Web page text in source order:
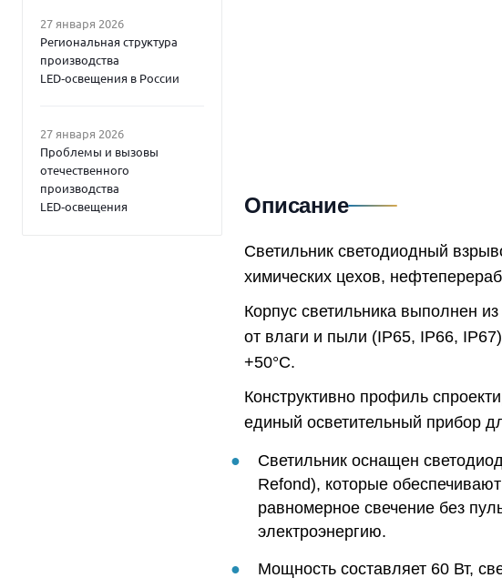
27 января 2026
Региональная структура
производства
LED‑освещения в России
27 января 2026
Проблемы и вызовы
отечественного
производства
LED‑освещения
Описание
Светильник светодиодный
химических цехов,
Корпус светильника выполнен
от влаги и пыли (IP65, IP66,
+50°C.
Конструктивно профиль
единый осветительный прибор
Светильник оснащен
Refond), которые
равномерное свечение без
электроэнергию.
Мощность составляет 60 Вт,